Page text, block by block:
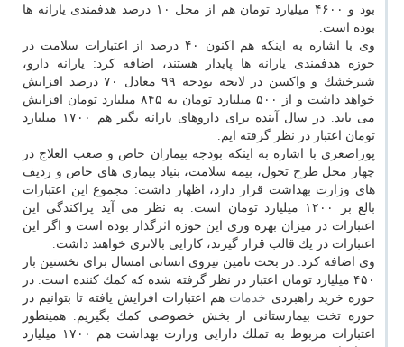
بود و ۴۶۰۰ میلیارد تومان هم از محل ۱۰ درصد هدفمندی یارانه ها
بوده است.
وی با اشاره به اینكه هم اكنون ۴۰ درصد از اعتبارات سلامت در
حوزه هدفمندی یارانه ها پایدار هستند، اضافه كرد: یارانه دارو،
شیرخشك و واكسن در لایحه بودجه ۹۹ معادل ۷۰ درصد افزایش
خواهد داشت و از ۵۰۰ میلیارد تومان به ۸۴۵ میلیارد تومان افزایش
می یابد. در سال آینده برای داروهای یارانه بگیر هم ۱۷۰۰ میلیارد
تومان اعتبار در نظر گرفته ایم.
پوراصغری با اشاره به اینكه بودجه بیماران خاص و صعب العلاج در
چهار محل طرح تحول، بیمه سلامت، بنیاد بیماری های خاص و ردیف
های وزارت بهداشت قرار دارد، اظهار داشت: مجموع این اعتبارات
بالغ بر ۱۲۰۰ میلیارد تومان است. به نظر می آید پراكندگی این
اعتبارات در میزان بهره وری این حوزه اثرگذار بوده است و اگر این
اعتبارات در یك قالب قرار گیرند، كارایی بالاتری خواهند داشت.
وی اضافه كرد: در بحث تامین نیروی انسانی امسال برای نخستین بار
۴۵۰ میلیارد تومان اعتبار در نظر گرفته شده كه كمك كننده است. در
حوزه خرید راهبردی خدمات هم اعتبارات افزایش یافته تا بتوانیم در
حوزه تخت بیمارستانی از بخش خصوصی كمك بگیریم. همینطور
اعتبارات مربوط به تملك دارایی وزارت بهداشت هم ۱۷۰۰ میلیارد